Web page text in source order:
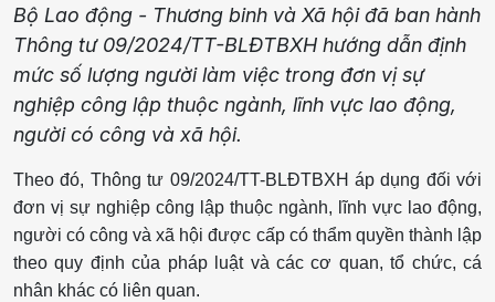
Bộ Lao động - Thương binh và Xã hội đã ban hành
Thông tư 09/2024/TT-BLĐTBXH hướng dẫn định
mức số lượng người làm việc trong đơn vị sự
nghiệp công lập thuộc ngành, lĩnh vực lao động,
người có công và xã hội.
Theo đó, Thông tư 09/2024/TT-BLĐTBXH áp dụng đối với
đơn vị sự nghiệp công lập thuộc ngành, lĩnh vực lao động,
người có công và xã hội được cấp có thẩm quyền thành lập
theo quy định của pháp luật và các cơ quan, tổ chức, cá
nhân khác có liên quan.